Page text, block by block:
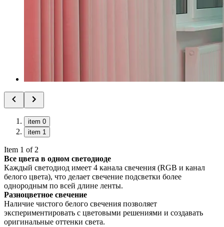
item 0
item 1
Item 1 of 2
Все цвета в одном светодиоде
Каждый светодиод имеет 4 канала свечения (RGB и канал
белого цвета), что делает свечение подсветки более
однородным по всей длине ленты.
Разноцветное свечение
Наличие чистого белого свечения позволяет
экспериментировать с цветовыми решениями и создавать
оригинальные оттенки света.